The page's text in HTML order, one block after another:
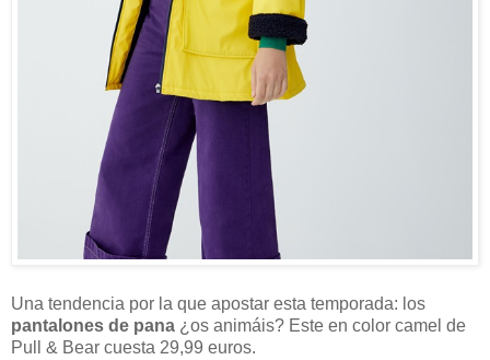
Una tendencia por la que apostar esta temporada: los
pantalones de pana ¿os animáis? Este en color camel de
Pull & Bear cuesta 29,99 euros.